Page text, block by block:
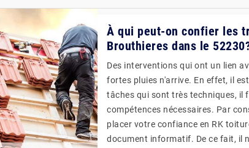
À qui peut-on confier les
Brouthieres dans le
Des interventions qui ont un lien
fortes pluies n'arrive. En effet, il
tâches qui sont très techniques, il
compétences nécessaires. Par
placer votre confiance en RK
document informatif. De ce fait, il